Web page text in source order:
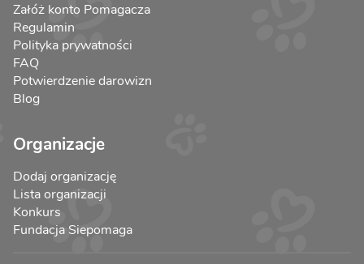
Załóż konto Pomagacza
Regulamin
Polityka prywatności
FAQ
Potwierdzenie darowizn
Blog
Organizacje
Dodaj organizację
Lista organizacji
Konkurs
Fundacja Siepomaga